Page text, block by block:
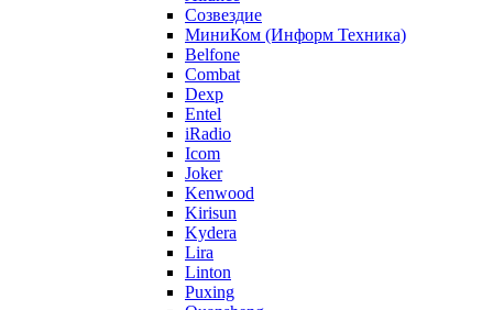
Созвездие
МиниКом (Информ Техника)
Belfone
Combat
Dexp
Entel
iRadio
Icom
Joker
Kenwood
Kirisun
Kydera
Lira
Linton
Puxing